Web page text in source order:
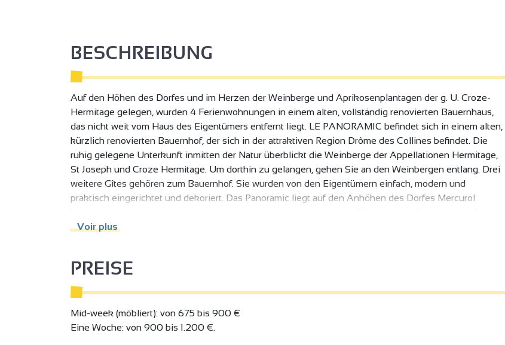
BESCHREIBUNG
Auf den Höhen des Dorfes und im Herzen der Weinberge und Aprikosenplantagen der g. U. Croze-
Hermitage gelegen, wurden 4 Ferienwohnungen in einem alten, vollständig renovierten Bauernhaus,
das nicht weit vom Haus des Eigentümers entfernt liegt. LE PANORAMIC befindet sich in einem alten,
kürzlich renovierten Bauernhof, der sich in der attraktiven Region Drôme des Collines befindet. Die
ruhig gelegene Unterkunft inmitten der Natur überblickt die Weinberge der Appellationen Hermitage,
St Joseph und Croze Hermitage. Um dorthin zu gelangen, gehen Sie an den Weinbergen entlang. Drei
weitere Gîtes gehören zum Bauernhof. Sie wurden von den Eigentümern einfach, modern und
praktisch eingerichtet und dekoriert. Das Panoramic liegt auf den Anhöhen des Dorfes Mercurol
von Mercurol, die Weinberge, Obstgärten und das Rhônetal. Sie können die privaten Terrassen und
Anfahrt: 3,5 km von der Autobahn A7 Ausfahrt Nr. 13, 20 km Valence und 17 km Romans-sur-Isère, 20
min TGV-Bahnhof Alixan, 5 km/8min TER-Bahnhof Tain l'Hermitage.
Voir plus
PREISE
Mid-week (möbliert): von 675 bis 900 €
Eine Woche: von 900 bis 1.200 €.